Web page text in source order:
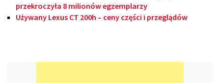
przekroczyła 8 milionów egzemplarzy
Używany Lexus CT 200h – ceny części i przeglądów